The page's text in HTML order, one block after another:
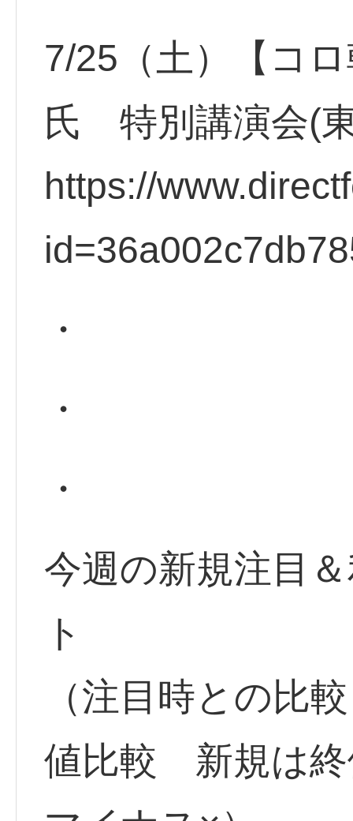
7/25（土）【コ
氏 特別講演会(
https://
・
・
・
今週の新規注目
ト
（注目時との比
値比較 新規は